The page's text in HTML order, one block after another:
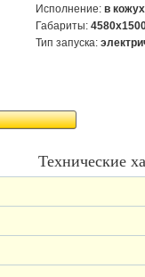
Исполнение: в
Габариты:
Тип запуска:
Технические